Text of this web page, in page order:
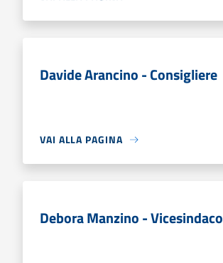
Davide Arancino - Consigliere
VAI ALLA PAGINA
Debora Manzino - Vicesindaco